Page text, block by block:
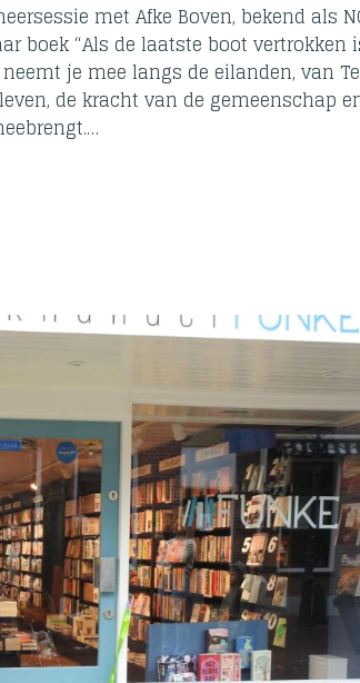
met Afke Boven, bekend als
boek “Als de laatste boot vertrokken
je mee langs de eilanden, van
de kracht van de gemeenschap